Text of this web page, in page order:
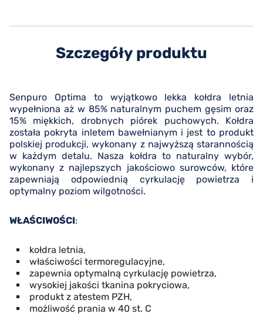
Szczegóły produktu
Senpuro Optima to wyjątkowo lekka kołdra letnia
wypełniona aż w 85% naturalnym puchem gęsim oraz
15% miękkich, drobnych piórek puchowych. Kołdra
została pokryta inletem bawełnianym i jest to produkt
polskiej produkcji, wykonany z najwyższą starannością
w każdym detalu. Nasza kołdra to naturalny wybór,
wykonany z najlepszych jakościowo surowców, które
zapewniają odpowiednią cyrkulację powietrza i
optymalny poziom wilgotności.
WŁAŚCIWOŚCI:
kołdra letnia,
właściwości termoregulacyjne,
zapewnia optymalną cyrkulację powietrza,
wysokiej jakości tkanina pokryciowa,
produkt z atestem PZH,
możliwość prania w 40 st. C